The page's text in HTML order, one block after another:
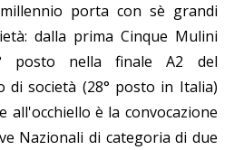
porta con sè grandi
dalla prima Cinque Mulini
posto nella finale A2 del
di società (28° posto in Italia)
all'occhiello è la convocazione
Nazionali di categoria di due